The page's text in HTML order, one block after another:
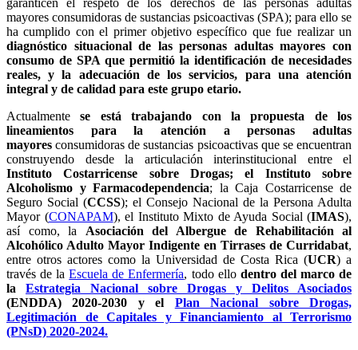
mayores consumidoras de sustancias psicoactivas (SPA); para ello se
ha cumplido con el primer objetivo específico que fue realizar un
diagnóstico situacional de las personas adultas mayores con
consumo de SPA que permitió la identificación de necesidades
reales, y la adecuación de los servicios, para una atención
integral y de calidad para este grupo etario.
Actualmentese está trabajando con la propuesta de los
lineamientos para la atención a personas adultas
mayores consumidoras de sustancias psicoactivas que se encuentran
construyendo desde la articulación interinstitucional entre el
Instituto Costarricense sobre Drogas; el Instituto sobre
Alcoholismo y Farmacodependencia; la Caja Costarricense de
Seguro Social (CCSS); el Consejo Nacional de la Persona Adulta
Mayor (CONAPAM), el Instituto Mixto de Ayuda Social (IMAS),
así como, la Asociación del Albergue de Rehabilitación al
Alcohólico Adulto Mayor Indigente en Tirrases de Curridabat,
entre otros actores como la Universidad de Costa Rica (UCR) a
través de laEscuela de Enfermería, todo ello dentro del marco de
la Estrategia Nacional sobre Drogas y Delitos Asociados
(ENDDA) 2020-2030 y el Plan Nacional sobre Drogas,
Legitimación de Capitales y Financiamiento al Terrorismo
(PNsD) 2020-2024.